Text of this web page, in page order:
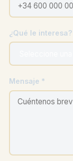
¿Qué le interesa?
Mensaje *